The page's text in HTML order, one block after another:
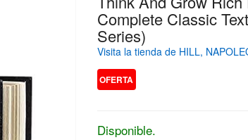
Complete Classic
Series)
Visita la tienda de HILL,
OFERTA
Disponible.